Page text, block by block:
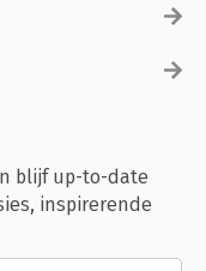
blijf up-to-date
inspirerende